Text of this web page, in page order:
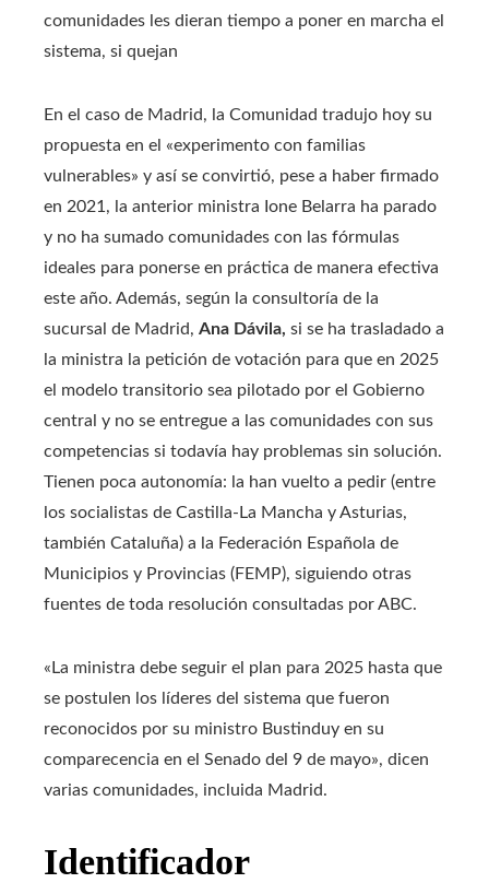
comunidades les dieran tiempo a poner en marcha el
sistema, si quejan
En el caso de Madrid, la Comunidad tradujo hoy su
propuesta en el «experimento con familias
vulnerables» y así se convirtió, pese a haber firmado
en 2021, la anterior ministra Ione Belarra ha parado
y no ha sumado comunidades con las fórmulas
ideales para ponerse en práctica de manera efectiva
este año. Además, según la consultoría de la
sucursal de Madrid, Ana Dávila, si se ha trasladado a
la ministra la petición de votación para que en 2025
el modelo transitorio sea pilotado por el Gobierno
central y no se entregue a las comunidades con sus
competencias si todavía hay problemas sin solución.
Tienen poca autonomía: la han vuelto a pedir (entre
los socialistas de Castilla-La Mancha y Asturias,
también Cataluña) a la Federación Española de
Municipios y Provincias (FEMP), siguiendo otras
fuentes de toda resolución consultadas por ABC.
«La ministra debe seguir el plan para 2025 hasta que
se postulen los líderes del sistema que fueron
reconocidos por su ministro Bustinduy en su
comparecencia en el Senado del 9 de mayo», dicen
varias comunidades, incluida Madrid.
Identificador